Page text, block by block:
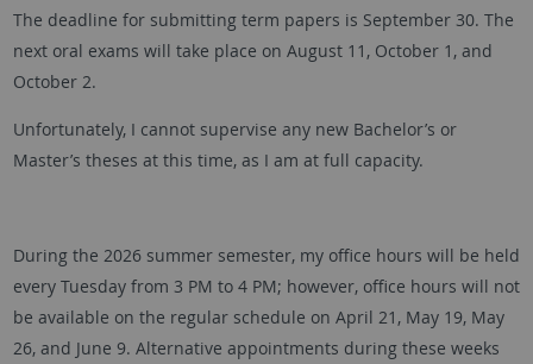
The deadline for submitting term papers is September 30. The
next oral exams will take place on August 11, October 1, and
October 2.
Unfortunately, I cannot supervise any new Bachelor’s or
Master’s theses at this time, as I am at full capacity.
During the 2026 summer semester, my office hours will be held
every Tuesday from 3 PM to 4 PM; however, office hours will not
be available on the regular schedule on April 21, May 19, May
26, and June 9. Alternative appointments during these weeks